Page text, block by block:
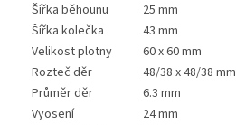
Šířka běhounu
25 mm
Šířka kolečka
43 mm
Velikost plotny
60 x 60 mm
Rozteč děr
48/38 x 48/38 mm
Průměr děr
6.3 mm
Vyosení
24 mm